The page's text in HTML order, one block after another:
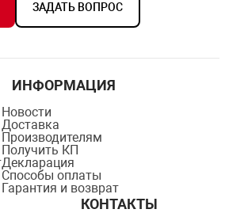
ЗАДАТЬ ВОПРОС
ИНФОРМАЦИЯ
Новости
Доставка
Производителям
Получить КП
Декларация
Способы оплаты
Гарантия и возврат
КОНТАКТЫ